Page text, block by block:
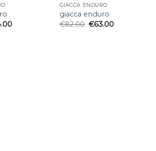
GIACCA ENDURO
giacca enduro
€82.00 €63.00